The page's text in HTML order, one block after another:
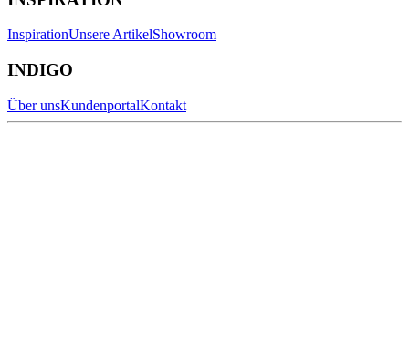
InspirationUnsere ArtikelShowroom
INDIGO
Über unsKundenportalKontakt